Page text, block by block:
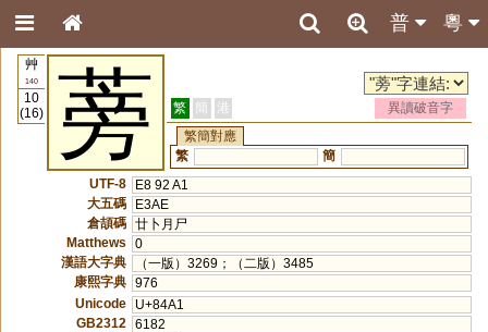
粵
普
艸
140
10
(16)
蒡 繁 簡 港
異讀破音字
繁簡對應
繁
簡
UTF-8
E8 92 A1
大五碼
E3AE
倉頡碼 廿卜月尸
Matthews
0
漢語大字典
（一版）3269；（二版）3485
康熙字典 976
Unicode
U+84A1
GB2312
6182